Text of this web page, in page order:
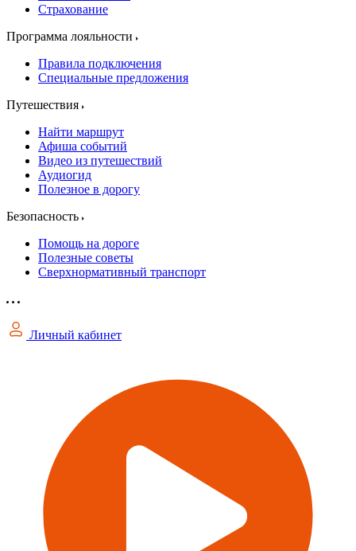
Страхование
Программа лояльности
Правила подключения
Специальные предложения
Путешествия
Найти маршрут
Афиша событий
Видео из путешествий
Аудиогид
Полезное в дорогу
Безопасность
Помощь на дороге
Полезные советы
Сверхнормативный транспорт
Личный кабинет